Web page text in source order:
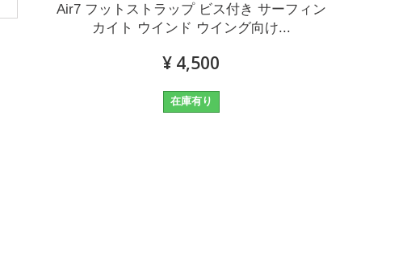
Air7 フットストラップ ビス付き サーフィン
カイト ウインド ウイング向け...
¥ 4,500
在庫有り